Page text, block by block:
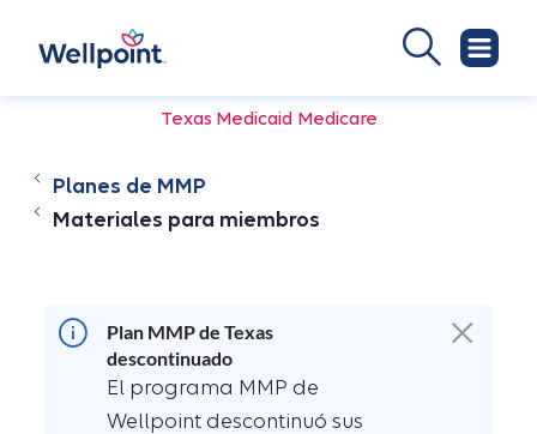
Texas Medicaid Medicare
Planes de MMP
Materiales para miembros
Plan MMP de Texas
descontinuado
El programa MMP de
Wellpoint descontinuó sus